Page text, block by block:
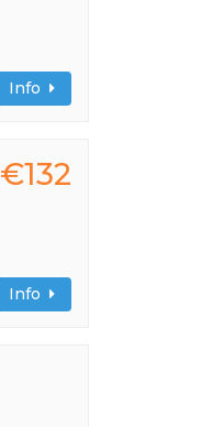
Info
€132
Info